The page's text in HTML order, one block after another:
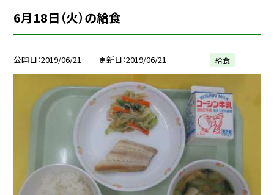
6月18日（火）の給食
公開日 2019/06/21 更新日 2019/06/21 給食